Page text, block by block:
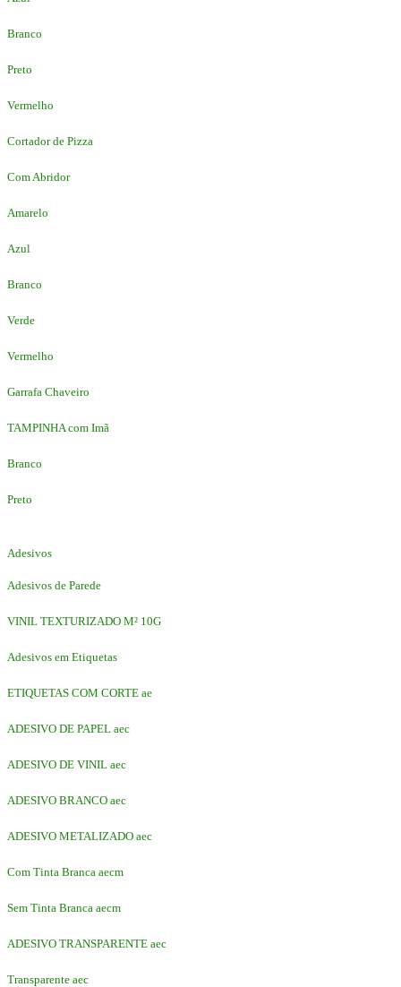
Branco
Preto
Vermelho
Cortador de Pizza
Com Abridor
Amarelo
Azul
Branco
Verde
Vermelho
Garrafa Chaveiro
TAMPINHA com Imã
Branco
Preto
Adesivos
Adesivos de Parede
VINIL TEXTURIZADO M² 10G
Adesivos em Etiquetas
ETIQUETAS COM CORTE ae
ADESIVO DE PAPEL aec
ADESIVO DE VINIL aec
ADESIVO BRANCO aec
ADESIVO METALIZADO aec
Com Tinta Branca aecm
Sem Tinta Branca aecm
ADESIVO TRANSPARENTE aec
Transparente aec